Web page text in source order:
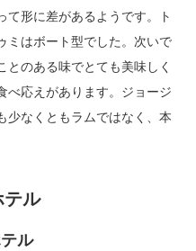
て形に差があるようです。ト
ミはボート型でした。次いで
とのある味でとても美味しく
べ応えがあります。ジョージ
少なくともラムではなく、本
テル
ル